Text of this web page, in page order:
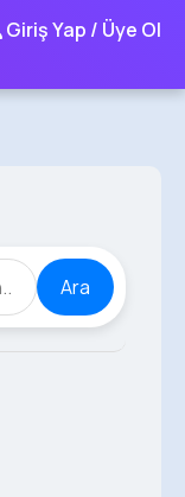
Giriş Yap / Üye Ol
Ara